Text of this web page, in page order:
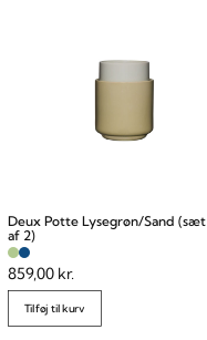
Deux Potte Lysegrøn/Sand (sæt
af 2)
859,00 kr.
Tilføj til kurv